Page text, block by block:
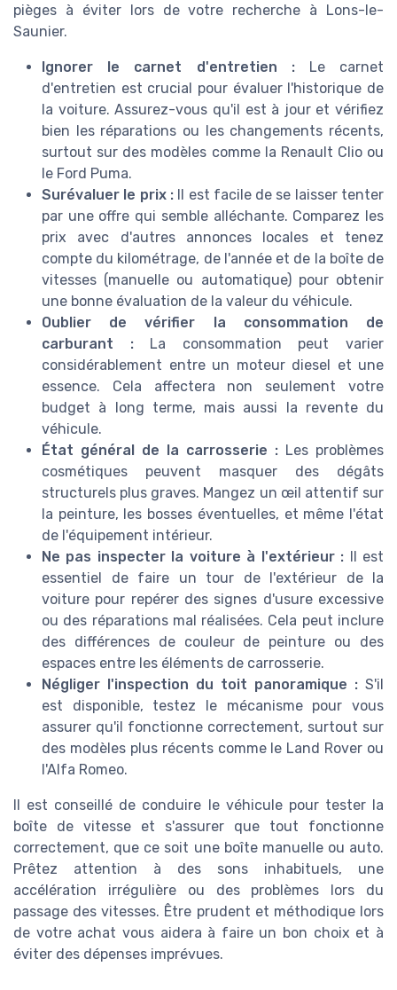
pièges à éviter lors de votre recherche à Lons-le-
Saunier.
Ignorer le carnet d'entretien : Le carnet
d'entretien est crucial pour évaluer l'historique de
la voiture. Assurez-vous qu'il est à jour et vérifiez
bien les réparations ou les changements récents,
surtout sur des modèles comme la Renault Clio ou
le Ford Puma.
Surévaluer le prix :Il est facile de se laisser tenter
par une offre qui semble alléchante. Comparez les
prix avec d'autres annonces locales et tenez
compte du kilométrage, de l'année et de la boîte de
vitesses (manuelle ou automatique) pour obtenir
une bonne évaluation de la valeur du véhicule.
Oublier de vérifier la consommation de
carburant :La consommation peut varier
considérablement entre un moteur diesel et une
essence. Cela affectera non seulement votre
budget à long terme, mais aussi la revente du
véhicule.
État général de la carrosserie : Les problèmes
cosmétiques peuvent masquer des dégâts
structurels plus graves. Mangez un œil attentif sur
la peinture, les bosses éventuelles, et même l'état
de l'équipement intérieur.
Ne pas inspecter la voiture à l'extérieur : Il est
essentiel de faire un tour de l'extérieur de la
voiture pour repérer des signes d'usure excessive
ou des réparations mal réalisées. Cela peut inclure
des différences de couleur de peinture ou des
espaces entre les éléments de carrosserie.
Négliger l'inspection du toit panoramique : S'il
est disponible, testez le mécanisme pour vous
assurer qu'il fonctionne correctement, surtout sur
des modèles plus récents comme le Land Rover ou
l'Alfa Romeo.
Il est conseillé de conduire le véhicule pour tester la
boîte de vitesse et s'assurer que tout fonctionne
correctement, que ce soit une boîte manuelle ou auto.
Prêtez attention à des sons inhabituels, une
accélération irrégulière ou des problèmes lors du
passage des vitesses. Être prudent et méthodique lors
de votre achat vous aidera à faire un bon choix et à
éviter des dépenses imprévues.